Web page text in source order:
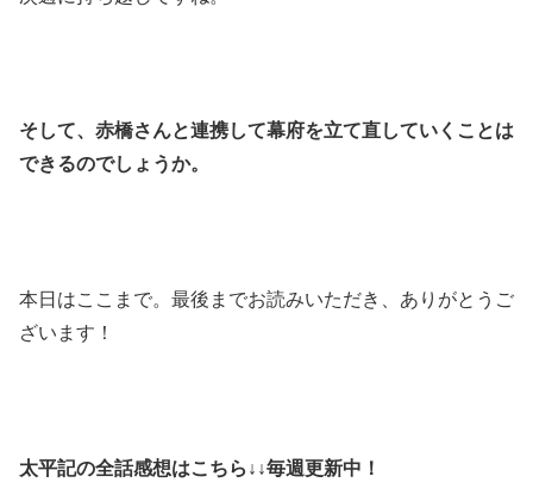
そして、赤橋さんと連携して幕府を立て直していくことは
できるのでしょうか。
本日はここまで。最後までお読みいただき、ありがとうご
ざいます！
太平記の全話感想はこちら↓↓毎週更新中！